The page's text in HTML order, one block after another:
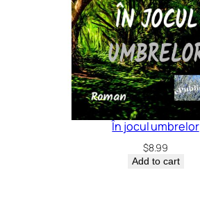
În jocul umbrelor
$8.99
Add to cart